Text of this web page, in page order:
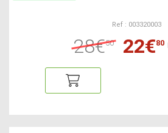
Ref : 003320003
28€50 22€80